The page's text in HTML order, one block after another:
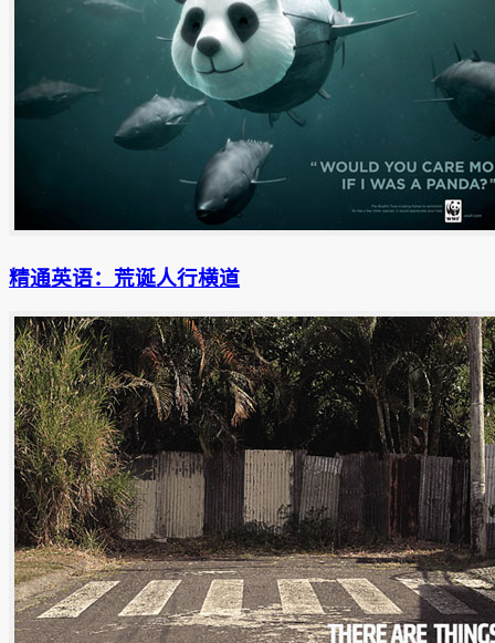
精通英语：荒诞人行横道